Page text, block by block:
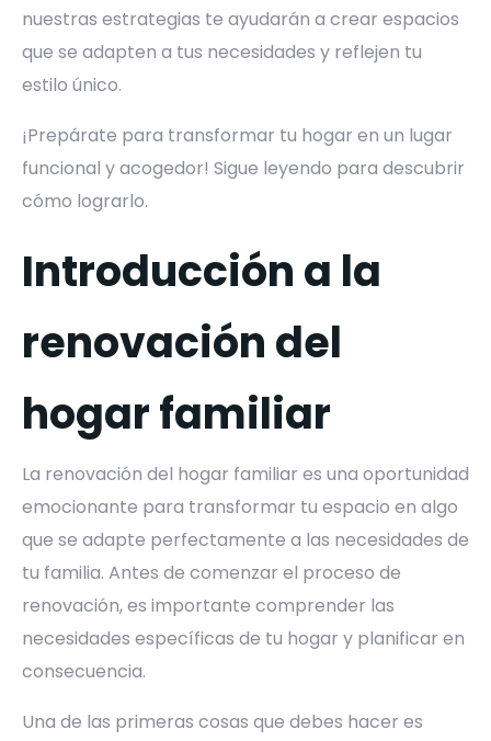
nuestras estrategias te ayudarán a crear espacios
que se adapten a tus necesidades y reflejen tu
estilo único.
¡Prepárate para transformar tu hogar en un lugar
funcional y acogedor! Sigue leyendo para descubrir
cómo lograrlo.
Introducción a la
renovación del
hogar familiar
La renovación del hogar familiar es una oportunidad
emocionante para transformar tu espacio en algo
que se adapte perfectamente a las necesidades de
tu familia. Antes de comenzar el proceso de
renovación, es importante comprender las
necesidades específicas de tu hogar y planificar en
consecuencia.
Una de las primeras cosas que debes hacer es